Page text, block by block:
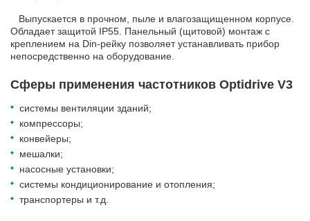
Выпускается в прочном, пыле и влагозащищенном корпусе.
Обладает защитой IP55. Панельный (щитовой) монтаж с
креплением на Din-рейку позволяет устанавливать прибор
непосредственно на оборудование.
Сферы применения частотников Optidrive V3
системы вентиляции зданий;
компрессоры;
конвейеры;
мешалки;
насосные установки;
системы кондиционирование и отопления;
транспортеры и т.д.